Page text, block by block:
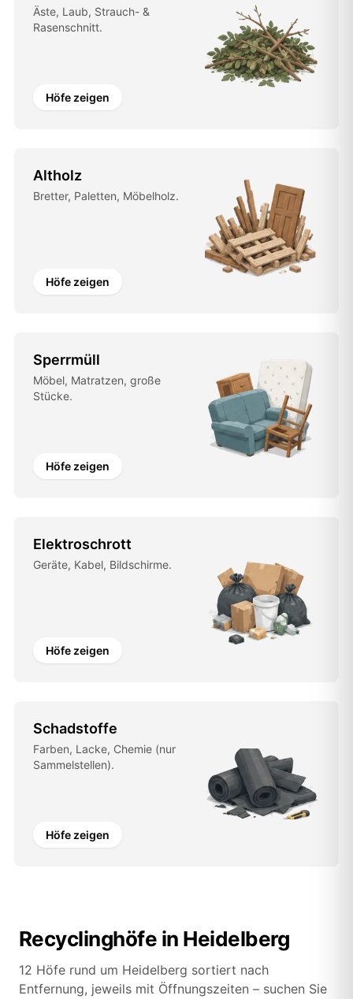
Äste, Laub, Strauch- &
Rasenschnitt.
Höfe zeigen
Altholz
Bretter, Paletten, Möbelholz.
Höfe zeigen
Sperrmüll
Möbel, Matratzen, große
Stücke.
Höfe zeigen
Elektroschrott
Geräte, Kabel, Bildschirme.
Höfe zeigen
Schadstoffe
Farben, Lacke, Chemie (nur
Sammelstellen).
Höfe zeigen
Recyclinghöfe in Heidelberg
12 Höfe rund um Heidelberg sortiert nach
Entfernung, jeweils mit Öffnungszeiten – suchen Sie